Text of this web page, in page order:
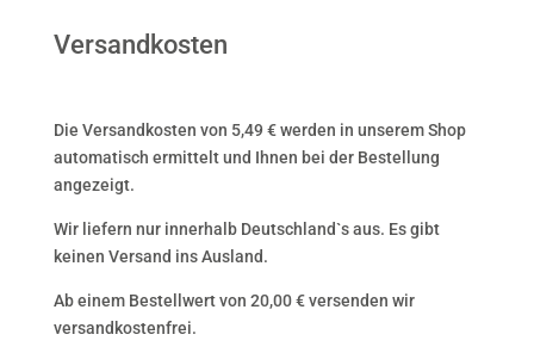
Versandkosten
Die Versandkosten von 5,49 € werden in unserem Shop
automatisch ermittelt und Ihnen bei der Bestellung
angezeigt.
Wir liefern nur innerhalb Deutschland`s aus. Es gibt
keinen Versand ins Ausland.
Ab einem Bestellwert von 20,00 € versenden wir
versandkostenfrei.